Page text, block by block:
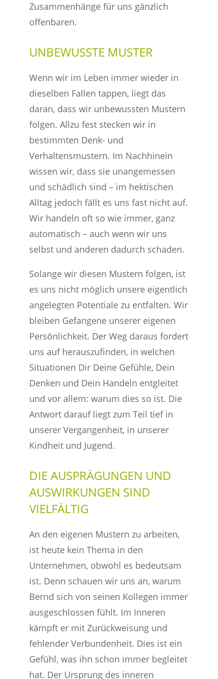
Zusammenhänge für uns gänzlich
offenbaren.
UNBEWUSSTE MUSTER
Wenn wir im Leben immer wieder in
dieselben Fallen tappen, liegt das
daran, dass wir unbewussten Mustern
folgen. Allzu fest stecken wir in
bestimmten Denk- und
Verhaltensmustern. Im Nachhinein
wissen wir, dass sie unangemessen
und schädlich sind – im hektischen
Alltag jedoch fällt es uns fast nicht auf.
Wir handeln oft so wie immer, ganz
automatisch – auch wenn wir uns
selbst und anderen dadurch schaden.
Solange wir diesen Mustern folgen, ist
es uns nicht möglich unsere eigentlich
angelegten Potentiale zu entfalten. Wir
bleiben Gefangene unserer eigenen
Persönlichkeit. Der Weg daraus fordert
uns auf herauszufinden, in welchen
Situationen Dir Deine Gefühle, Dein
Denken und Dein Handeln entgleitet
und vor allem: warum dies so ist. Die
Antwort darauf liegt zum Teil tief in
unserer Vergangenheit, in unserer
Kindheit und Jugend.
DIE AUSPRÄGUNGEN UND
AUSWIRKUNGEN SIND
VIELFÄLTIG
An den eigenen Mustern zu arbeiten,
ist heute kein Thema in den
Unternehmen, obwohl es bedeutsam
ist. Denn schauen wir uns an, warum
Bernd sich von seinen Kollegen immer
ausgeschlossen fühlt. Im Inneren
kämpft er mit Zurückweisung und
fehlender Verbundenheit. Dies ist ein
Gefühl, was ihn schon immer begleitet
hat. Der Ursprung des inneren